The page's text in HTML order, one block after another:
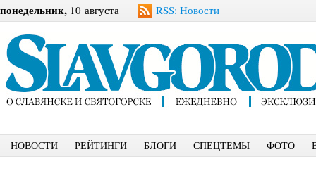
понедельник, 10 августа RSS: Новости
НОВОСТИ РЕЙТИНГИ БЛОГИ СПЕЦТЕМЫ ФОТО